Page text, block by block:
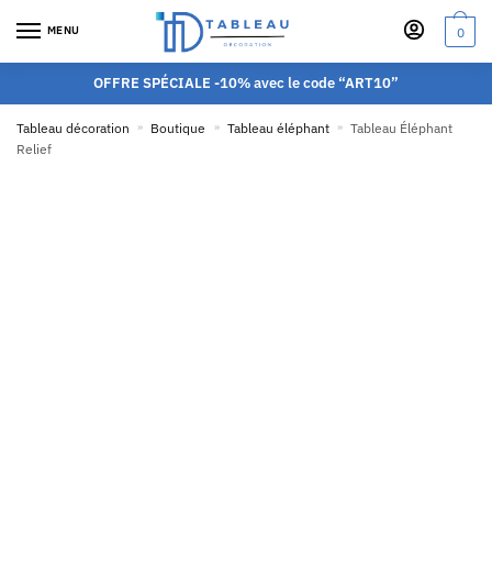
MENU 0
OFFRE SPÉCIALE -10% avec le code “ART10”
Tableau décoration » Boutique » Tableau éléphant » Tableau Éléphant
Relief